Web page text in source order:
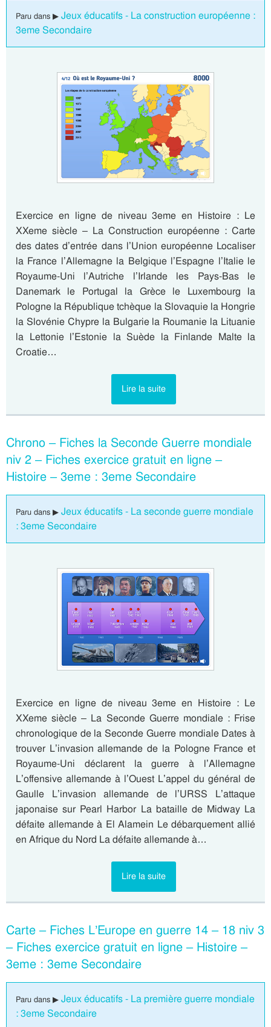
Paru dans ▶ Jeux éducatifs - La construction européenne :
3eme Secondaire
Exercice en ligne de niveau 3eme en Histoire : Le
XXeme siècle – La Construction européenne : Carte
des dates d’entrée dans l’Union européenne Localiser
la France l’Allemagne la Belgique l’Espagne l’Italie le
Royaume-Uni l’Autriche l’Irlande les Pays-Bas le
Danemark le Portugal la Grèce le Luxembourg la
Pologne la République tchèque la Slovaquie la Hongrie
la Slovénie Chypre la Bulgarie la Roumanie la Lituanie
la Lettonie l’Estonie la Suède la Finlande Malte la
Croatie…
Lire la suite
Chrono – Fiches la Seconde Guerre mondiale
niv 2 – Fiches exercice gratuit en ligne –
Histoire – 3eme : 3eme Secondaire
Paru dans ▶ Jeux éducatifs - La seconde guerre mondiale
: 3eme Secondaire
Exercice en ligne de niveau 3eme en Histoire : Le
XXeme siècle – La Seconde Guerre mondiale : Frise
chronologique de la Seconde Guerre mondiale Dates à
trouver L’invasion allemande de la Pologne France et
Royaume-Uni déclarent la guerre à l’Allemagne
L’offensive allemande à l’Ouest L’appel du général de
Gaulle L’invasion allemande de l’URSS L’attaque
japonaise sur Pearl Harbor La bataille de Midway La
défaite allemande à El Alamein Le débarquement allié
en Afrique du Nord La défaite allemande à…
Lire la suite
Carte – Fiches L’Europe en guerre 14 – 18 niv 3
– Fiches exercice gratuit en ligne – Histoire –
3eme : 3eme Secondaire
Paru dans ▶ Jeux éducatifs - La première guerre mondiale
: 3eme Secondaire